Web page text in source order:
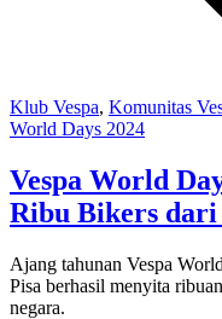
Klub Vespa, Komunitas
World Days 2024
Vespa World
Ribu Bikers dari
Ajang tahunan Vespa
Pisa berhasil menyita
negara.